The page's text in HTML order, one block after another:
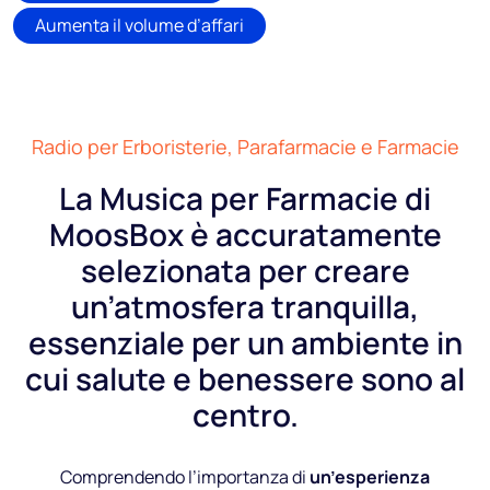
Aumenta il volume d’affari
Radio per Erboristerie, Parafarmacie e Farmacie
La Musica per Farmacie di
MoosBox è accuratamente
selezionata per creare
un’atmosfera tranquilla,
essenziale per un ambiente in
cui salute e benessere sono al
centro.
Comprendendo l’importanza di un’esperienza